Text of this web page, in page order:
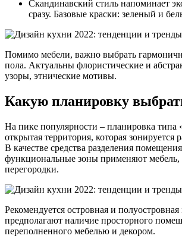
Скандинавский стиль напоминает
сразу. Базовые краски: зеленый и
Помимо мебели, важно выбрать
пола. Актуальны флористические и
узоры, этнические мотивы.
Какую планировку
На пике популярности – планировка типа
открытая территория, которая зонируется
В качестве средства разделения
функциональные зоны применяют
перегородки.
Рекомендуется островная и
предполагают наличие просторного
переполненного мебелью и декором.